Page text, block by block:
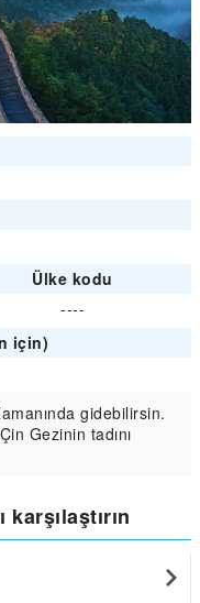
Ülke kodu
----
için)
gidebilirsin.
Gezinin tadını